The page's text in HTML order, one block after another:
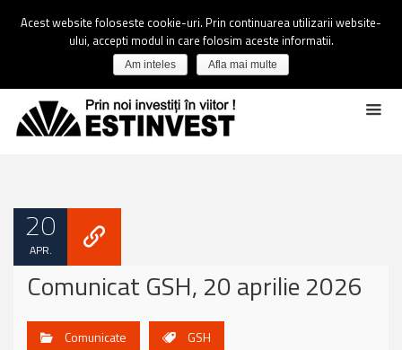
20
APR.
Comunicat GSH, 20 aprilie 2026
Comunicate GSH
Acest website foloseste cookie-uri. Prin continuarea utilizarii website-
ului, accepti modul in care folosim aceste informatii.
Am inteles Afla mai multe